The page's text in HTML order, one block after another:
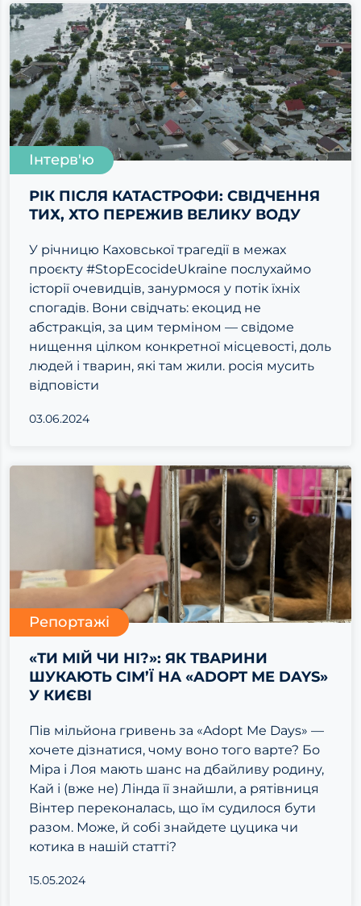
Інтерв'ю
РІК ПІСЛЯ КАТАСТРОФИ: СВІДЧЕННЯ
ТИХ, ХТО ПЕРЕЖИВ ВЕЛИКУ ВОДУ
У річницю Каховської трагедії в межах
проєкту #StopEcocideUkraine послухаймо
історії очевидців, занурмося у потік їхніх
спогадів. Вони свідчать: екоцид не
абстракція, за цим терміном — свідоме
нищення цілком конкретної місцевості, доль
людей і тварин, які там жили. росія мусить
відповісти
03.06.2024
Репортажі
«ТИ МІЙ ЧИ НІ?»: ЯК ТВАРИНИ
ШУКАЮТЬ СІМ’Ї НА «ADOPT ME DAYS»
У КИЄВІ
Пів мільйона гривень за «Adopt Me Days» —
хочете дізнатися, чому воно того варте? Бо
Міра і Лоя мають шанс на дбайливу родину,
Кай і (вже не) Лінда її знайшли, а рятівниця
Вінтер переконалась, що їм судилося бути
разом. Може, й собі знайдете цуцика чи
котика в нашій статті?
15.05.2024